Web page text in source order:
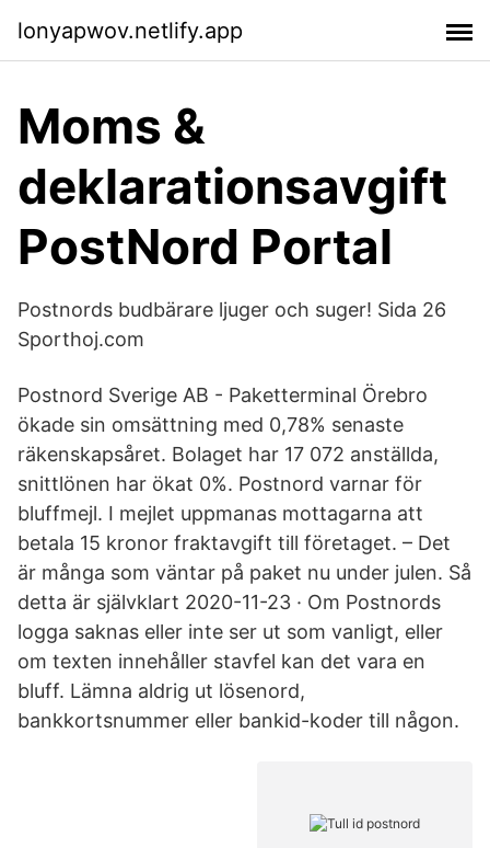
lonyapwov.netlify.app
Moms &
deklarationsavgift
PostNord Portal
Postnords budbärare ljuger och suger! Sida 26
Sporthoj.com
Postnord Sverige AB - Paketterminal Örebro
ökade sin omsättning med 0,78% senaste
räkenskapsåret. Bolaget har 17 072 anställda,
snittlönen har ökat 0%. Postnord varnar för
bluffmejl. I mejlet uppmanas mottagarna att
betala 15 kronor fraktavgift till företaget. – Det
är många som väntar på paket nu under julen. Så
detta är självklart 2020-11-23 · Om Postnords
logga saknas eller inte ser ut som vanligt, eller
om texten innehåller stavfel kan det vara en
bluff. Lämna aldrig ut lösenord,
bankkortsnummer eller bankid-koder till någon.